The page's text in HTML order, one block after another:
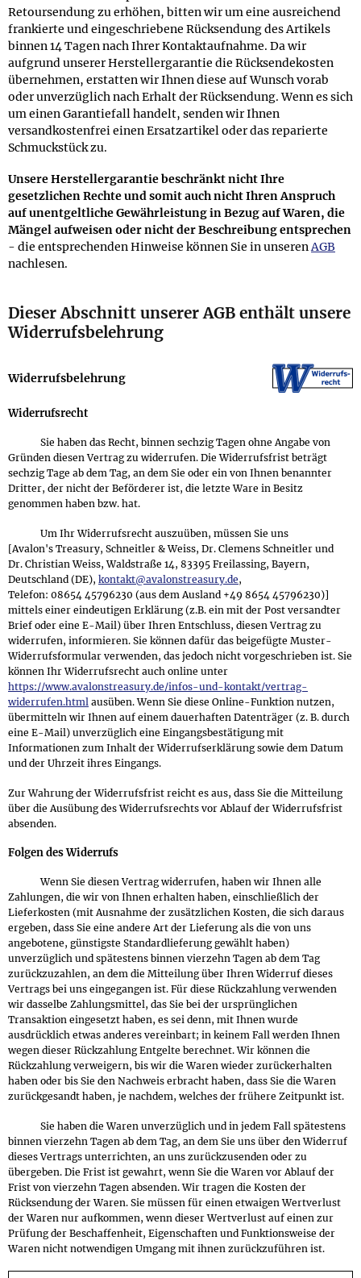
Retoursendung zu erhöhen, bitten wir um eine ausreichend
frankierte und eingeschriebene Rücksendung des Artikels
binnen 14 Tagen nach Ihrer Kontaktaufnahme. Da wir
aufgrund unserer Herstellergarantie die Rücksendekosten
übernehmen, erstatten wir Ihnen diese auf Wunsch vorab
oder unverzüglich nach Erhalt der Rücksendung. Wenn es sich
um einen Garantiefall handelt, senden wir Ihnen
versandkostenfrei einen Ersatzartikel oder das reparierte
Schmuckstück zu.
Unsere Herstellergarantie beschränkt nicht Ihre
gesetzlichen Rechte und somit auch nicht Ihren Anspruch
auf unentgeltliche Gewährleistung in Bezug auf Waren, die
Mängel aufweisen oder nicht der Beschreibung entsprechen
- die entsprechenden Hinweise können Sie in unserenAGB
nachlesen.
Dieser Abschnitt unserer AGB enthält unsere
Widerrufsbelehrung
Widerrufs­belehrung
Widerrufsrecht
Sie haben das Recht, binnen sechzig Tagen ohne Angabe von
Gründen diesen Vertrag zu widerrufen. Die Widerrufsfrist beträgt
sechzig Tage ab dem Tag, an dem Sie oder ein von Ihnen benannter
Dritter, der nicht der Beförderer ist, die letzte Ware in Besitz
genommen haben bzw. hat.
Um Ihr Widerrufsrecht auszuüben, müssen Sie uns
[Avalon's Treasury, Schneitler & Weiss, Dr. Clemens Schneitler und
Dr. Christian Weiss, Waldstraße 14, 83395 Freilassing, Bayern,
Deutschland (DE), kontakt@avalonstreasury.de,
Telefon: 08654 45796230 (aus dem Ausland +49 8654 45796230)]
mittels einer eindeutigen Erklärung (z.B. ein mit der Post versandter
Brief oder eine E-Mail) über Ihren Entschluss, diesen Vertrag zu
widerrufen, informieren. Sie können dafür das beigefügte Muster-
Widerrufsformular verwenden, das jedoch nicht vorgeschrieben ist. Sie
können Ihr Widerrufsrecht auch online unter
https://www.avalonstreasury.de/infos-und-kontakt/vertrag-
widerrufen.html ausüben. Wenn Sie diese Online-Funktion nutzen,
übermitteln wir Ihnen auf einem dauerhaften Datenträger (z. B. durch
eine E-Mail) unverzüglich eine Eingangsbestätigung mit
Informationen zum Inhalt der Widerrufserklärung sowie dem Datum
und der Uhrzeit ihres Eingangs.
Zur Wahrung der Widerrufsfrist reicht es aus, dass Sie die Mitteilung
über die Ausübung des Widerrufsrechts vor Ablauf der Widerrufsfrist
absenden.
Folgen des Widerrufs
Wenn Sie diesen Vertrag widerrufen, haben wir Ihnen alle
Zahlungen, die wir von Ihnen erhalten haben, einschließlich der
Lieferkosten (mit Ausnahme der zusätzlichen Kosten, die sich daraus
ergeben, dass Sie eine andere Art der Lieferung als die von uns
angebotene, günstigste Standardlieferung gewählt haben)
unverzüglich und spätestens binnen vierzehn Tagen ab dem Tag
zurückzuzahlen, an dem die Mitteilung über Ihren Widerruf dieses
Vertrags bei uns eingegangen ist. Für diese Rückzahlung verwenden
wir dasselbe Zahlungsmittel, das Sie bei der ursprünglichen
Transaktion eingesetzt haben, es sei denn, mit Ihnen wurde
ausdrücklich etwas anderes vereinbart; in keinem Fall werden Ihnen
wegen dieser Rückzahlung Entgelte berechnet. Wir können die
Rückzahlung verweigern, bis wir die Waren wieder zurückerhalten
haben oder bis Sie den Nachweis erbracht haben, dass Sie die Waren
zurückgesandt haben, je nachdem, welches der frühere Zeitpunkt ist.
Sie haben die Waren unverzüglich und in jedem Fall spätestens
binnen vierzehn Tagen ab dem Tag, an dem Sie uns über den Widerruf
dieses Vertrags unterrichten, an uns zurückzusenden oder zu
übergeben. Die Frist ist gewahrt, wenn Sie die Waren vor Ablauf der
Frist von vierzehn Tagen absenden. Wir tragen die Kosten der
Rücksendung der Waren. Sie müssen für einen etwaigen Wertverlust
der Waren nur aufkommen, wenn dieser Wertverlust auf einen zur
Prüfung der Beschaffenheit, Eigenschaften und Funktionsweise der
Waren nicht notwendigen Umgang mit ihnen zurückzuführen ist.